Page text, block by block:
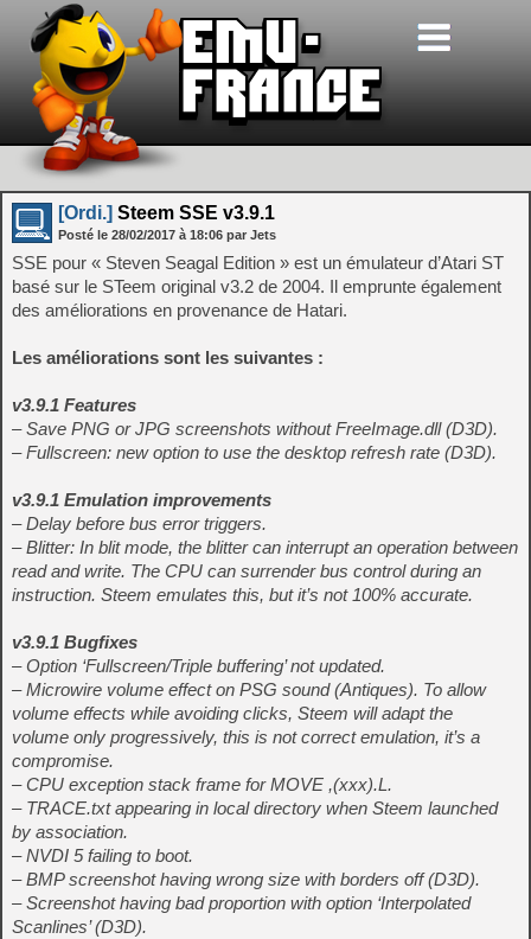
[Ordi.] Steem SSE v3.9.1
Posté le 28/02/2017 à 18:06 par Jets
SSE pour « Steven Seagal Edition » est un émulateur d’Atari ST
basé sur le STeem original v3.2 de 2004. Il emprunte également
des améliorations en provenance de Hatari.
Les améliorations sont les suivantes :
v3.9.1 Features
– Save PNG or JPG screenshots without FreeImage.dll (D3D).
– Fullscreen: new option to use the desktop refresh rate (D3D).
v3.9.1 Emulation improvements
– Delay before bus error triggers.
– Blitter: In blit mode, the blitter can interrupt an operation between
read and write. The CPU can surrender bus control during an
instruction. Steem emulates this, but it’s not 100% accurate.
v3.9.1 Bugfixes
– Option ‘Fullscreen/Triple buffering’ not updated.
– Microwire volume effect on PSG sound (Antiques). To allow
volume effects while avoiding clicks, Steem will adapt the
volume only progressively, this is not correct emulation, it’s a
compromise.
– CPU exception stack frame for MOVE ,(xxx).L.
– TRACE.txt appearing in local directory when Steem launched
by association.
– NVDI 5 failing to boot.
– BMP screenshot having wrong size with borders off (D3D).
– Screenshot having bad proportion with option ‘Interpolated
Scanlines’ (D3D).